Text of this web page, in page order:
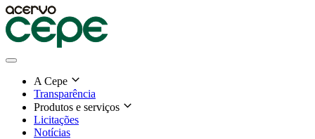
A Cepe
Transparência
Produtos e serviços
Licitações
Notícias